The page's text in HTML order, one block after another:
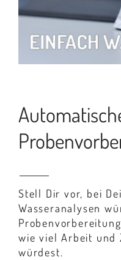
Stell Dir vor, bei
Wasseranalysen
wie viel Arbeit und
würdest.